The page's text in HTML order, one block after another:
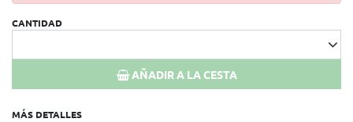
CANTIDAD
AÑADIR A LA CESTA
MÁS DETALLES